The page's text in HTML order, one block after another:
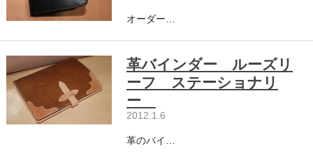
オーダー…
革バインダー ルーズリ
ーフ ステーショナリ
ー
2012.1.6
革のバイ…